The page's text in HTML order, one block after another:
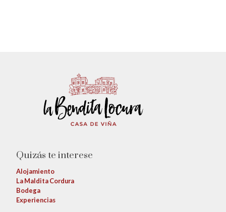
Quizás te interese
Alojamiento
La Maldita Cordura
Bodega
Experiencias